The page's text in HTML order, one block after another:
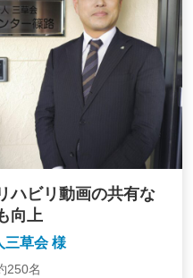
ハビリ動画の共有な
向上
三草会 様
250名